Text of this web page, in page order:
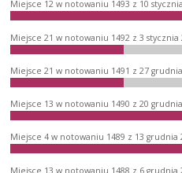
Miejsce 12 w notowaniu 1493 z 10
Miejsce 21 w notowaniu 1492 z 3
Miejsce 21 w notowaniu 1491 z 27
Miejsce 13 w notowaniu 1490 z 20
Miejsce 4 w notowaniu 1489 z 13
Miejsce 13 w notowaniu 1488 z 6